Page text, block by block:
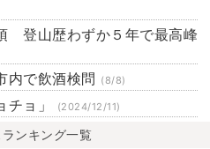
登山歴わずか５年で最高峰
で飲酒検問 (8/8)
チョ」 (2024/12/11)
ンキング一覧